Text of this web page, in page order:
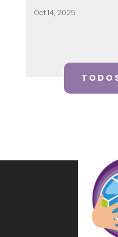
Oct 14, 2025